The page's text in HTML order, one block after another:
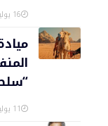
16 يوليو، 2026
11 يوليو، 2026